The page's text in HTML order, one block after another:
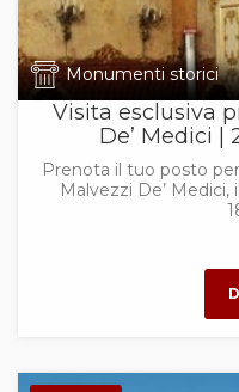
Monumenti storici
Visita esclusiva
De’ Medici |
Prenota il tuo posto
Malvezzi De’